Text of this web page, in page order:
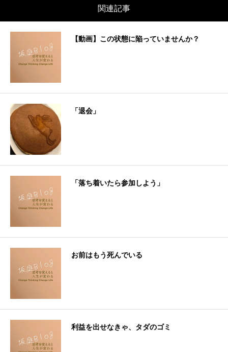
関連記事
【動画】この状態に陥っていませんか？
「退会」
「落ち着いたら参加しよう」
お前はもう死んでいる
利益を出せなきゃ、タダのゴミ